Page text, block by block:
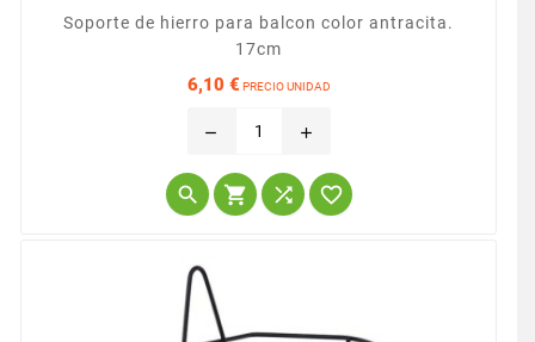
Soporte de hierro para balcon color antracita.
17cm
6,10 € PRECIO UNIDAD
remove add
   